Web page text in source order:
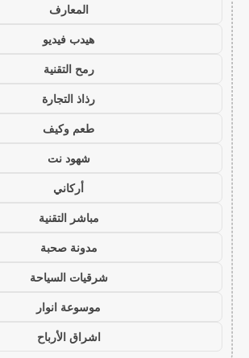
المعارف
هيدب فيديو
رمح التقنية
رذاذ التجارة
طعم وكيف
شهود نت
أركاني
مباشر التقنية
مدونة صحبة
شرقيات السياحة
موسوعة انوار
اشراق الأرباح